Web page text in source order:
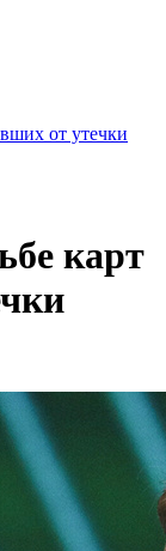
от утечки
карт